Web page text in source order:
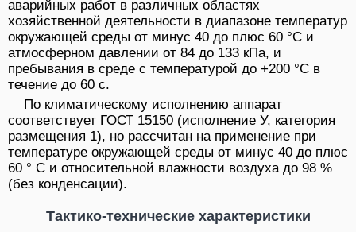
аварийных работ в различных областях
хозяйственной деятельности в диапазоне температур
окружающей среды от минус 40 до плюс 60 °С и
атмосферном давлении от 84 до 133 кПа, и
пребывания в среде с температурой до +200 °С в
течение до 60 с.
По климатическому исполнению аппарат
соответствует ГОСТ 15150 (исполнение У, категория
размещения 1), но рассчитан на применение при
температуре окружающей среды от минус 40 до плюс
60 ° С и относительной влажности воздуха до 98 %
(без конденсации).
Тактико-технические характеристики